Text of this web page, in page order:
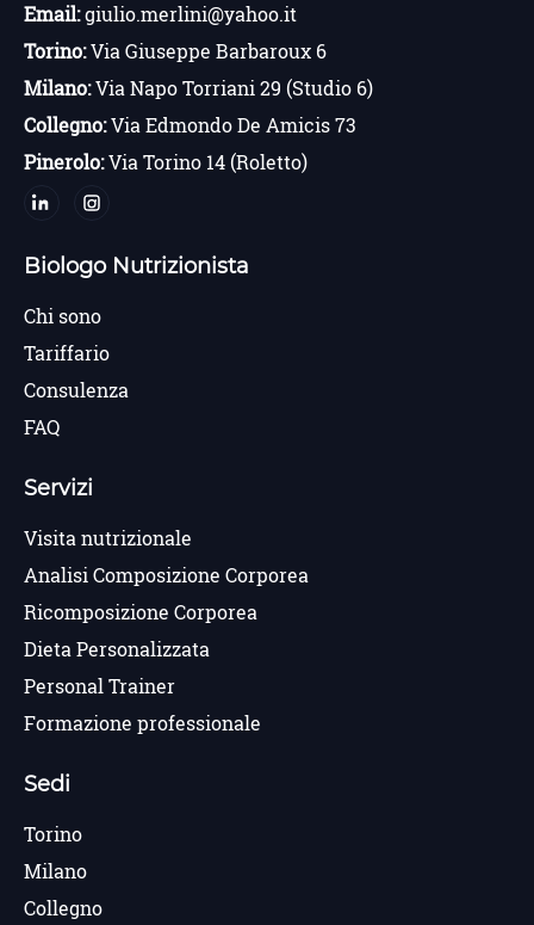
Email:giulio.merlini@yahoo.it
Torino:Via Giuseppe Barbaroux 6
Milano:Via Napo Torriani 29 (Studio 6)
Collegno:Via Edmondo De Amicis 73
Pinerolo:Via Torino 14 (Roletto)
Biologo Nutrizionista
Chi sono
Tariffario
Consulenza
FAQ
Servizi
Visita nutrizionale
Analisi Composizione Corporea
Ricomposizione Corporea
Dieta Personalizzata
Personal Trainer
Formazione professionale
Sedi
Torino
Milano
Collegno